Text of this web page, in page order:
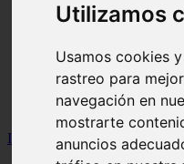
Utilizamos
Usamos cookies
rastreo para
navegación en
mostrarte
anuncios
articulos
canal tv
novedades
tablon de anuncios
uncategorized
zona pro
Inicio
gatos2 >Nombres